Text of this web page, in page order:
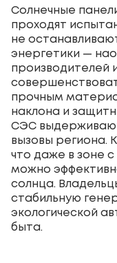
Солнечные
проходят
не
энергетики —
производителей
прочным
наклона и
СЭС
вызовы региона.
что даже в зоне
можно
солнца.
стабильную
экологической
быта.